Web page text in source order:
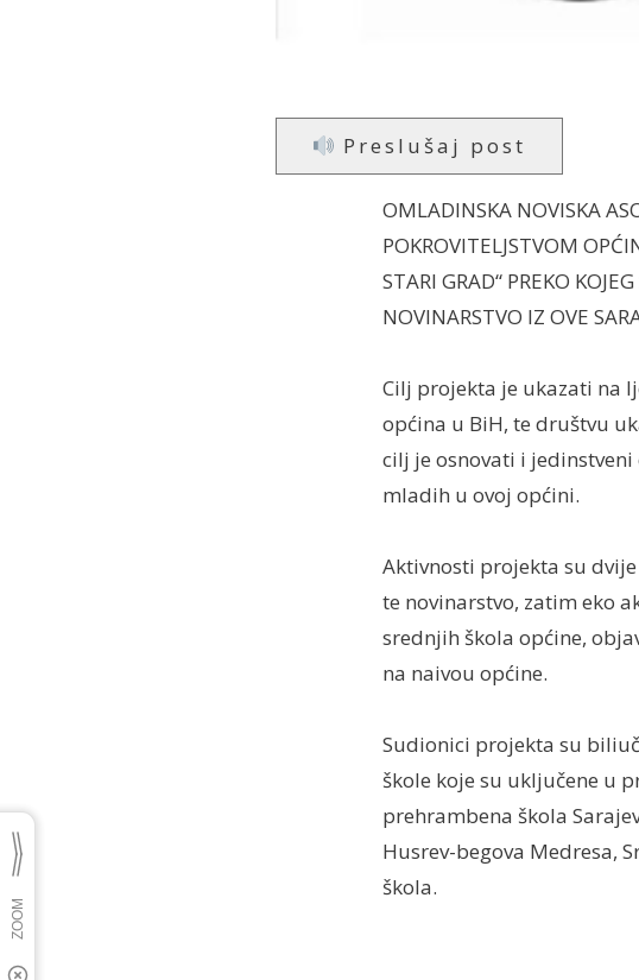
Preslušaj post
OMLADINSKA NOVISKA
POKROVITELJSTVOM
STARI GRAD“ PREKO
NOVINARSTVO IZ OVE
Cilj projekta je ukazati na
općina u BiH, te društvu
cilj je osnovati i
mladih u ovoj općini.
Aktivnosti projekta su
te novinarstvo, zatim eko
srednjih škola općine,
na naivou općine.
Sudionici projekta su
škole koje su uključene u
prehrambena škola
Husrev-begova Medresa,
škola.